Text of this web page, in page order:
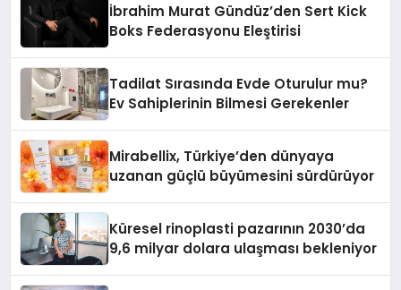
İbrahim Murat Gündüz’den Sert Kick
Boks Federasyonu Eleştirisi
Tadilat Sırasında Evde Oturulur mu?
Ev Sahiplerinin Bilmesi Gerekenler
Mirabellix, Türkiye’den dünyaya
uzanan güçlü büyümesini sürdürüyor
Küresel rinoplasti pazarının 2030’da
9,6 milyar dolara ulaşması bekleniyor